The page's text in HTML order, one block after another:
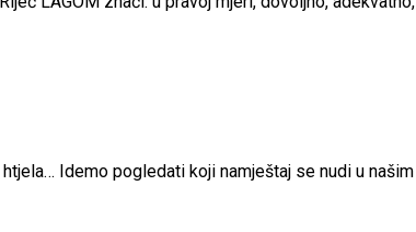
Idemo pogledati koji namještaj se nudi u našim